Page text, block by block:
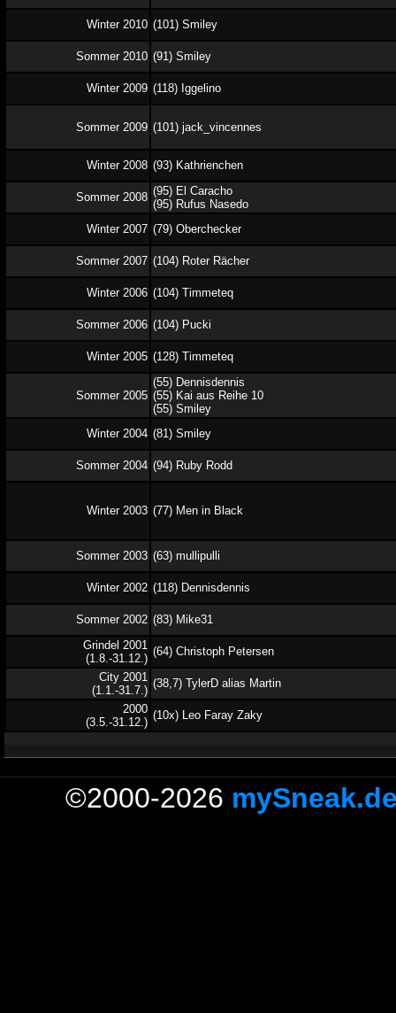
Winter 2010 (101) Smiley
Sommer 2010 (91) Smiley
Winter 2009 (118) Iggelino
Sommer 2009 (101) jack_vincennes
Winter 2008 (93) Kathrienchen
Sommer 2008 (95) El Caracho
(95) Rufus Nasedo
Winter 2007 (79) Oberchecker
Sommer 2007 (104) Roter Rächer
Winter 2006 (104) Timmeteq
Sommer 2006 (104) Pucki
Winter 2005 (128) Timmeteq
Sommer 2005
(55) Dennisdennis
(55) Kai aus Reihe 10
(55) Smiley
Winter 2004 (81) Smiley
Sommer 2004 (94) Ruby Rodd
Winter 2003 (77) Men in Black
Sommer 2003 (63) mullipulli
Winter 2002 (118) Dennisdennis
Sommer 2002 (83) Mike31
Grindel 2001
(1.8.-31.12.)
(64) Christoph Petersen
City 2001
(1.1.-31.7.)
(38,7) TylerD alias Martin
2000
(3.5.-31.12.)
(10x) Leo Faray Zaky
©2000-2026